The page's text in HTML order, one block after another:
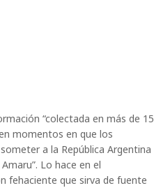
“colectada en más de 15
momentos en que los
a la República Argentina
Lo hace en el
fehaciente que sirva de fuente